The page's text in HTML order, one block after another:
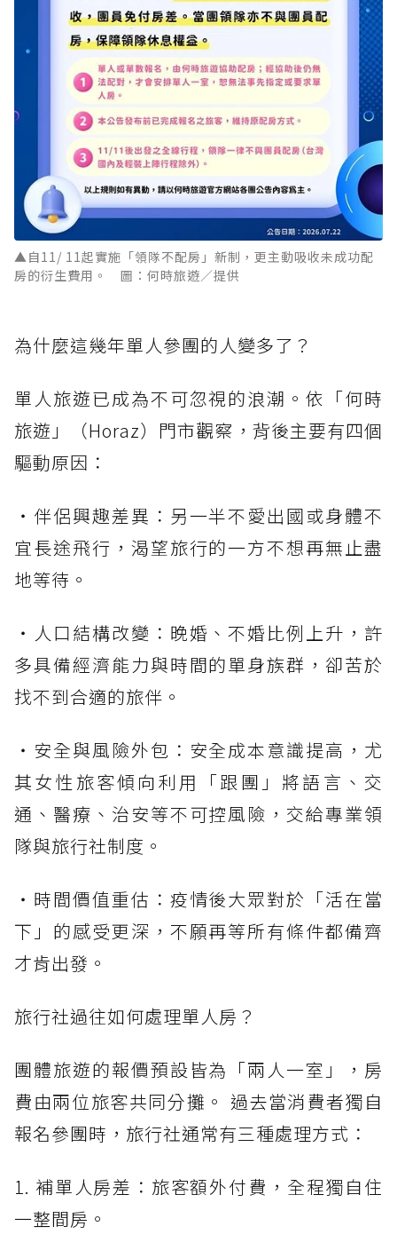
▲自11/ 11起實施「領隊不配房」新制，更主動吸收未成功配
房的衍生費用。 圖：何時旅遊／提供
為什麼這幾年單人參團的人變多了？
單人旅遊已成為不可忽視的浪潮。依「何時
旅遊」（Horaz）門市觀察，背後主要有四個
驅動原因：
・伴侶興趣差異：另一半不愛出國或身體不
宜長途飛行，渴望旅行的一方不想再無止盡
地等待。
・人口結構改變：晚婚、不婚比例上升，許
多具備經濟能力與時間的單身族群，卻苦於
找不到合適的旅伴。
・安全與風險外包：安全成本意識提高，尤
其女性旅客傾向利用「跟團」將語言、交
通、醫療、治安等不可控風險，交給專業領
隊與旅行社制度。
・時間價值重估：疫情後大眾對於「活在當
下」的感受更深，不願再等所有條件都備齊
才肯出發。
旅行社過往如何處理單人房？
團體旅遊的報價預設皆為「兩人一室」，房
費由兩位旅客共同分攤。 過去當消費者獨自
報名參團時，旅行社通常有三種處理方式：
1. 補單人房差：旅客額外付費，全程獨自住
一整間房。